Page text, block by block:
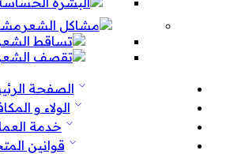
الصفحة
الولاء و
خدمة
قوانين